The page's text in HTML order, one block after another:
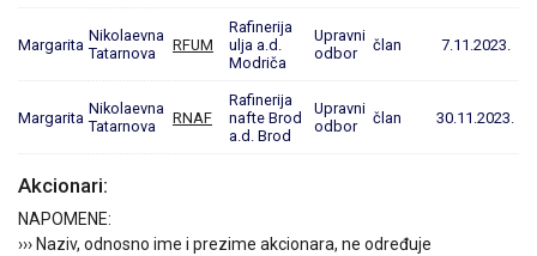
Margarita
Nikolaevna
Tatarnova
RFUM
Rafinerija
ulja a.d.
Modriča
Upravni
odbor
član 7.11.2023.
Margarita
Nikolaevna
Tatarnova
RNAF
Rafinerija
nafte Brod
a.d. Brod
Upravni
odbor
član 30.11.2023.
Akcionari:
NAPOMENE:
››› Naziv, odnosno ime i prezime akcionara, ne određuje